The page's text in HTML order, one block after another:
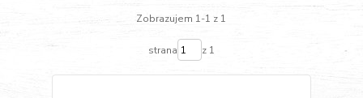
Zobrazujem 1-1 z 1
strana z 1